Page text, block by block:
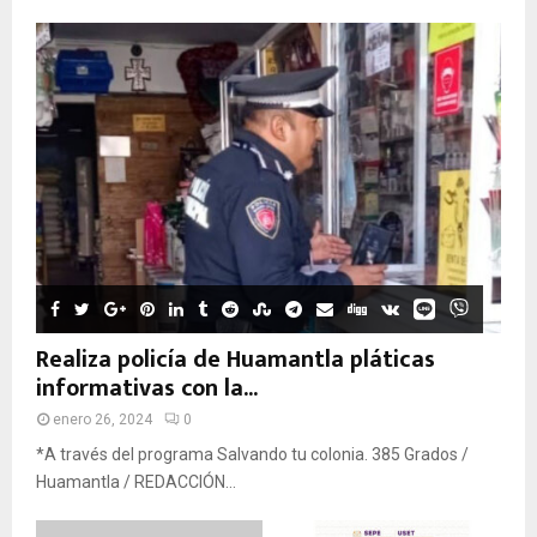
Realiza policía de Huamantla pláticas
informativas con la...
enero 26, 2024 0
*A través del programa Salvando tu colonia. 385 Grados /
Huamantla / REDACCIÓN...